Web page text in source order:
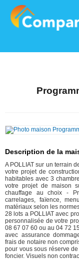
Description de la
A POLLIAT sur un terrain
votre projet de
habitables avec 3
votre projet de maison
chauffage au choix -
carrelages, faïence,
matériaux selon les
28 lots a POLLIAT avec
personnalisée de votre
08 67 07 60 ou au 04 72
avec assurance
frais de notaire non
pour vous sous réserve
foncier. Visuels non